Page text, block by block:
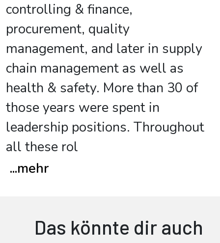
controlling & finance,
procurement, quality
management, and later in supply
chain management as well as
health & safety. More than 30 of
those years were spent in
leadership positions. Throughout
all these rol
...mehr
Das könnte dir auch